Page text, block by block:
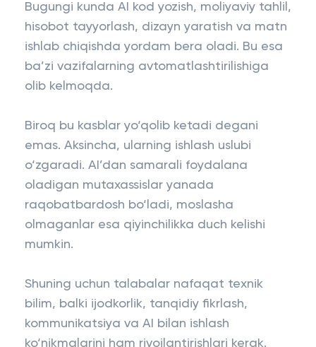
Bugungi kunda AI kod yozish, moliyaviy tahlil,
hisobot tayyorlash, dizayn yaratish va matn
ishlab chiqishda yordam bera oladi. Bu esa
ba’zi vazifalarning avtomatlashtirilishiga
olib kelmoqda.
Biroq bu kasblar yo‘qolib ketadi degani
emas. Aksincha, ularning ishlash uslubi
o‘zgaradi. AI’dan samarali foydalana
oladigan mutaxassislar yanada
raqobatbardosh bo‘ladi, moslasha
olmaganlar esa qiyinchilikka duch kelishi
mumkin.
Shuning uchun talabalar nafaqat texnik
bilim, balki ijodkorlik, tanqidiy fikrlash,
kommunikatsiya va AI bilan ishlash
ko‘nikmalarini ham rivojlantirishlari kerak.